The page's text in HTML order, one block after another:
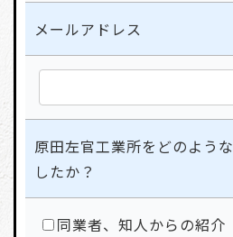
メールアドレス
原田左官工業所をどのよう
したか？
同業者、知人からの紹介